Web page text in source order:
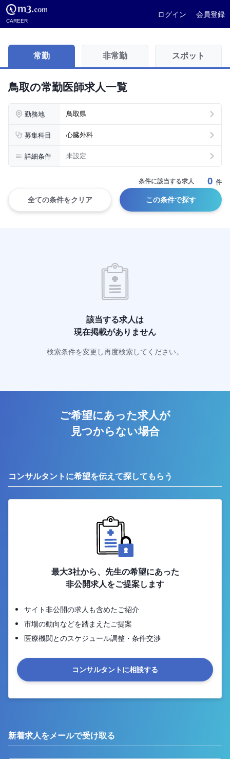
CAREER
ログイン 会員登録
常勤 非常勤 スポット
鳥取の常勤医師求人一覧
勤務地 鳥取県
募集科目 心臓外科
詳細条件 未設定
条件に該当する求人 0 件
全ての条件をクリア この条件で探す
該当する求人は
現在掲載がありません
検索条件を変更し再度検索してください。
ご希望にあった求人が
見つからない場合
コンサルタントに希望を伝えて探してもらう
最大3社から、先生の希望にあった
非公開求人をご提案します
サイト非公開の求人も含めたご紹介
市場の動向などを踏まえたご提案
医療機関とのスケジュール調整・条件交渉
コンサルタントに相談する
新着求人をメールで受け取る